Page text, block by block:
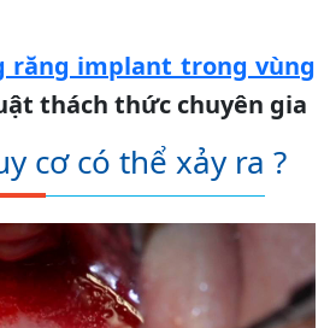
răng implant trong vùng
thách thức chuyên gia
cơ có thể xảy ra ?